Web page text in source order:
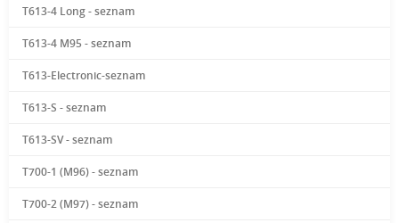
T613-4 Long - seznam
T613-4 M95 - seznam
T613-Electronic-seznam
T613-S - seznam
T613-SV - seznam
T700-1 (M96) - seznam
T700-2 (M97) - seznam